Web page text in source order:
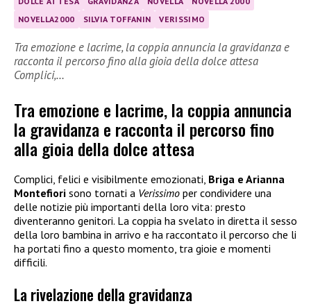
NOVELLA2000
SILVIA TOFFANIN VERISSIMO
Tra emozione e lacrime, la coppia annuncia la gravidanza e
racconta il percorso fino alla gioia della dolce attesa
Complici,…
Tra emozione e lacrime, la coppia annuncia
la gravidanza e racconta il percorso fino
alla gioia della dolce attesa
Complici, felici e visibilmente emozionati, Briga e Arianna
Montefiori sono tornati a Verissimo per condividere una
delle notizie più importanti della loro vita: presto
diventeranno genitori. La coppia ha svelato in diretta il sesso
della loro bambina in arrivo e ha raccontato il percorso che li
ha portati fino a questo momento, tra gioie e momenti
difficili.
La rivelazione della gravidanza